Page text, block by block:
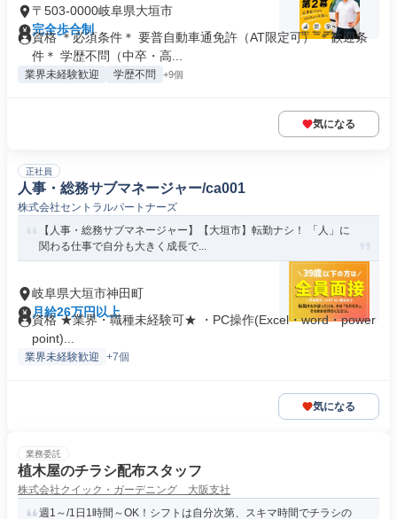
〒503-0000岐阜県大垣市
完全歩合制
資格 ＊必須条件＊ 要普自動車通免許（AT限定可） ＊歓迎条
件＊ 学歴不問（中卒・高...
業界未経験歓迎 学歴不問 +9個
気になる
正社員
人事・総務サブマネージャー/ca001
株式会社セントラルパートナーズ
【人事・総務サブマネージャー】【大垣市】転勤ナシ！ 「人」に
関わる仕事で自分も大きく成長で...
岐阜県大垣市神田町
月給26万円以上
資格 ★業界・職種未経験可★ ・PC操作(Excel・word・power
point)...
業界未経験歓迎 +7個
気になる
業務委託
植木屋のチラシ配布スタッフ
株式会社クイック・ガーデニング 大阪支社
週1～/1日1時間～OK！シフトは自分次第、スキマ時間でチラシの